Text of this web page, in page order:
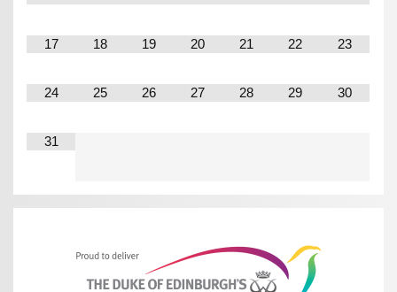
17 18 19 20 21 22 23
24 25 26 27 28 29 30
31